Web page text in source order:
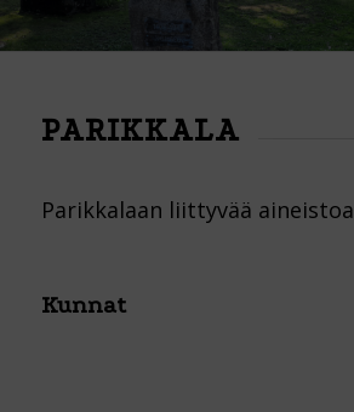
PARIKKALA
Parikkalaan liittyvää aineistoa
Kunnat